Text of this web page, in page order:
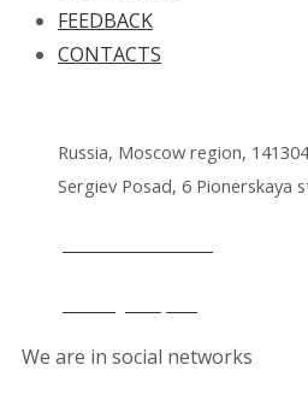
FEEDBACK
CONTACTS
Russia, Moscow region,
Sergiev Posad, 6 Pionerskaya
We are in social networks